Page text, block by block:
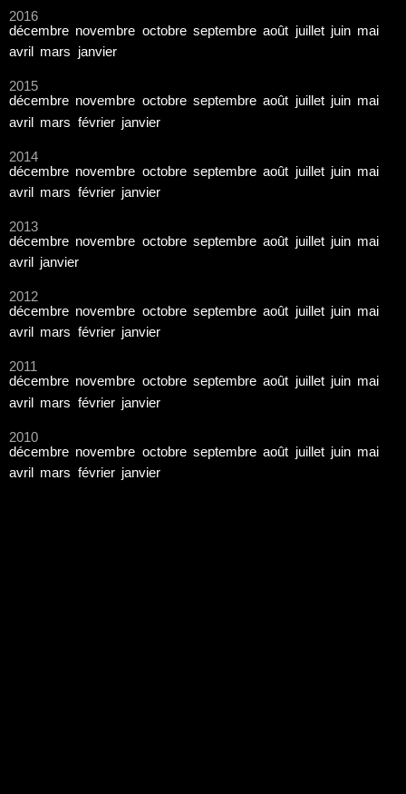
2016
décembre novembre octobre septembre août juillet juin mai
avril
mars janvier
2015
décembre novembre octobre septembre août juillet juin mai
avril mars février janvier
2014
décembre novembre octobre septembre août juillet juin mai
avril
mars février janvier
2013
décembre novembre octobre septembre août juillet juin mai
avril
janvier
2012
décembre novembre octobre septembre août juillet juin mai
avril
mars février janvier
2011
décembre novembre octobre septembre août juillet juin mai
avril
mars février janvier
2010
décembre novembre octobre septembre août juillet juin mai
avril
mars février janvier